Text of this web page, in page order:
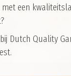
een
Dutch Quality